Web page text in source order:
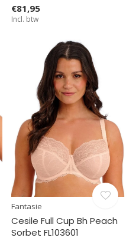
€81,95
Incl. btw
Fantasie
Cesile Full Cup Bh Peach
Sorbet FL103601